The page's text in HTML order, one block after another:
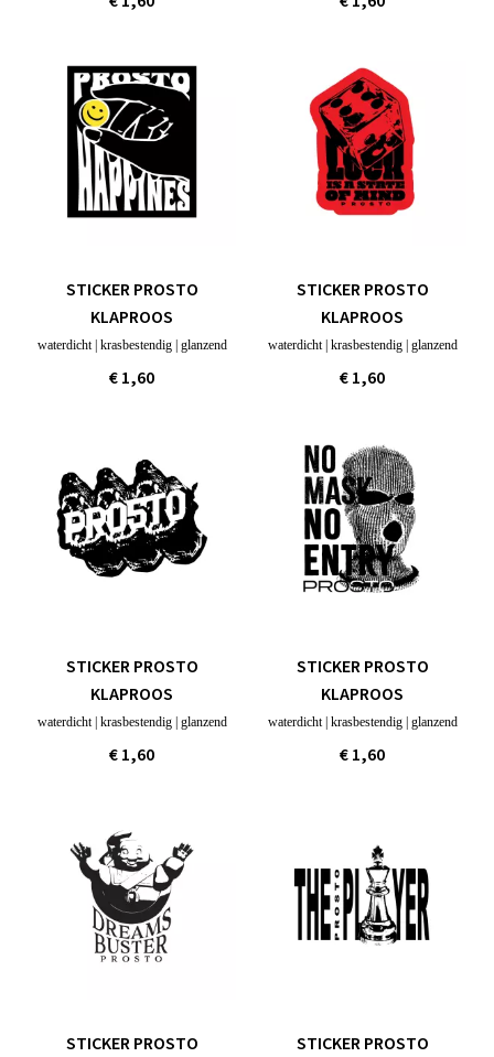
STICKER PROSTO
KLAPROOS
waterdicht | krasbestendig | glanzend
€ 1,60
STICKER PROSTO
KLAPROOS
waterdicht | krasbestendig | glanzend
€ 1,60
STICKER PROSTO
KLAPROOS
waterdicht | krasbestendig | glanzend
€ 1,60
STICKER PROSTO
KLAPROOS
waterdicht | krasbestendig | glanzend
€ 1,60
STICKER PROSTO
STICKER PROSTO